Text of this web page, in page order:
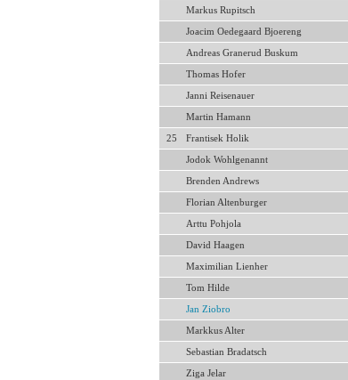
Markus Rupitsch
Joacim Oedegaard Bjoereng
Andreas Granerud Buskum
Thomas Hofer
Janni Reisenauer
Martin Hamann
25 Frantisek Holik
Jodok Wohlgenannt
Brenden Andrews
Florian Altenburger
Arttu Pohjola
David Haagen
Maximilian Lienher
Tom Hilde
Jan Ziobro
Markkus Alter
Sebastian Bradatsch
Ziga Jelar